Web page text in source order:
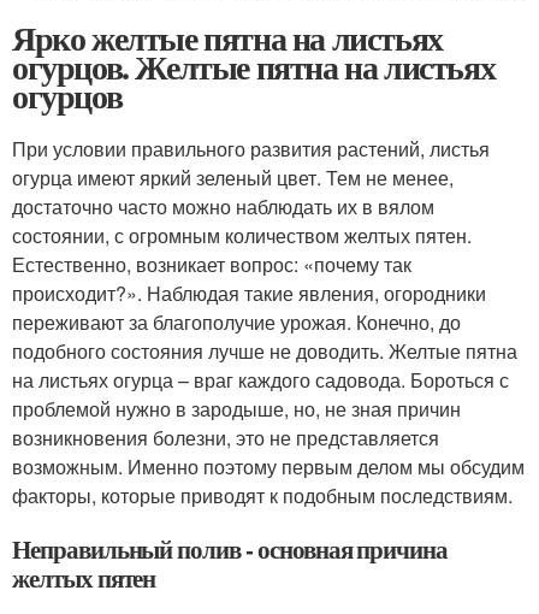
Ярко желтые пятна на листьях
огурцов. Желтые пятна на листьях
огурцов
При условии правильного развития растений, листья
огурца имеют яркий зеленый цвет. Тем не менее,
достаточно часто можно наблюдать их в вялом
состоянии, с огромным количеством желтых пятен.
Естественно, возникает вопрос: «почему так
происходит?». Наблюдая такие явления, огородники
переживают за благополучие урожая. Конечно, до
подобного состояния лучше не доводить. Желтые пятна
на листьях огурца – враг каждого садовода. Бороться с
проблемой нужно в зародыше, но, не зная причин
возникновения болезни, это не представляется
возможным. Именно поэтому первым делом мы обсудим
факторы, которые приводят к подобным последствиям.
Неправильный полив - основная причина
желтых пятен